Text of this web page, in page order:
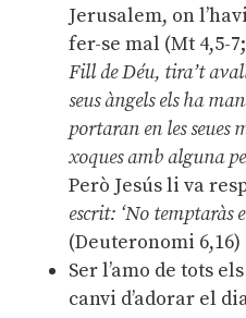
Jerusalem, on
fer-se mal (Mt 4,5-
Fill de Déu, tira’t
seus àngels els ha
portaran en les seues
xoques amb alguna
Però Jesús li va
escrit: ‘No temptaràs
(Deuteronomi 6,16)
Ser l’amo de tots
canvi d’adorar el